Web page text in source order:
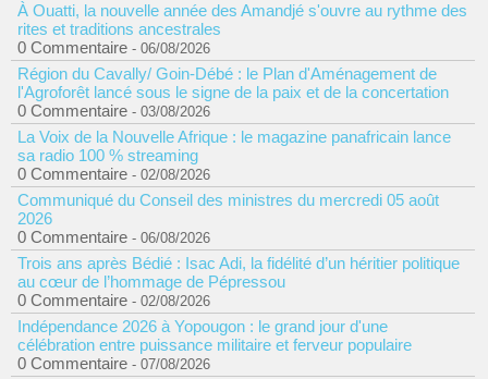
À Ouatti, la nouvelle année des Amandjé s'ouvre au rythme des
rites et traditions ancestrales
0 Commentaire - 06/08/2026
Région du Cavally/ Goin-Débé : le Plan d'Aménagement de
l'Agroforêt lancé sous le signe de la paix et de la concertation
0 Commentaire - 03/08/2026
La Voix de la Nouvelle Afrique : le magazine panafricain lance
sa radio 100 % streaming
0 Commentaire - 02/08/2026
Communiqué du Conseil des ministres du mercredi 05 août
2026
0 Commentaire - 06/08/2026
Trois ans après Bédié : Isac Adi, la fidélité d’un héritier politique
au cœur de l’hommage de Pépressou
0 Commentaire - 02/08/2026
Indépendance 2026 à Yopougon : le grand jour d'une
célébration entre puissance militaire et ferveur populaire
0 Commentaire - 07/08/2026